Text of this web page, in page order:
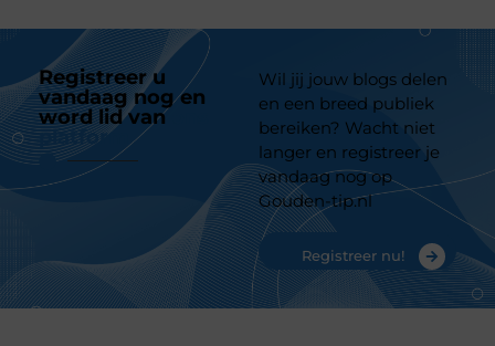
Registreer u
vandaag nog en
word lid van
platform
Wil jij jouw blogs delen
en een breed publiek
bereiken? Wacht niet
langer en registreer je
vandaag nog op
Gouden-tip.nl
Registreer nu!